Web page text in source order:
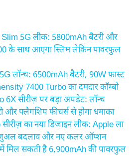
5G लीक: 5800mAh बैटरी और
के साथ आएगा स्लिम लेकिन पावरफुल
लॉन्च: 6500mAh बैटरी, 90W फास्ट
7400 Turbo का दमदार कॉम्बो
6X सीरीज़ पर बड़ा अपडेट: लॉन्च
और फ्लैगशिप फीचर्स से होगा धमाका
का नया डिजाइन लीक: Apple ला
बदलाव और नए कलर ऑप्शन
मिल सकती है 6,900mAh की पावरफुल